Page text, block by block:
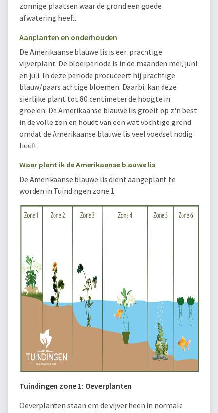
zonnige plaatsen waar de grond een goede
afwatering heeft.
Aanplanten en onderhouden
De Amerikaanse blauwe lis is een prachtige
vijverplant. De bloeiperiode is in de maanden mei, juni
en juli. In deze periode produceert hij prachtige
blauw/paars achtige bloemen. Daarbij kan deze
sierlijke plant tot 80 centimeter de hoogte in
groeien. De Amerikaanse blauwe lis groeit op z'n best
in de volle zon en houdt van een wat vochtige grond
omdat de Amerikaanse blauwe lis veel voedsel nodig
heeft.
Waar plant ik de Amerikaanse blauwe lis
De Amerikaanse blauwe lis dient aangeplant te
worden in Tuindingen zone 1.
Tuindingen zone 1: Oeverplanten
Oeverplanten staan om de vijver heen in normale